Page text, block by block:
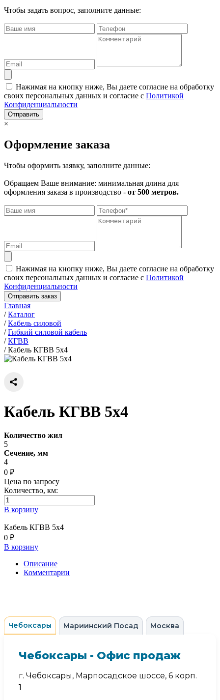
Чтобы задать вопрос, заполните данные:
Нажимая на кнопку ниже, Вы даете согласие на обработку
своих персональных данных и согласие с Политикой
Конфиденциальности
Отправить
×
Оформление заказа
Чтобы оформить заявку, заполните данные:
Обращаем Ваше внимание: минимальная длина для
оформления заказа в производство - от 500 метров.
Нажимая на кнопку ниже, Вы даете согласие на обработку
своих персональных данных и согласие с Политикой
Конфиденциальности
Отправить заказ
Главная
/Каталог
/Кабель силовой
/Гибкий силовой кабель
/КГВВ
/Кабель КГВВ 5х4
Кабель КГВВ 5х4
Количество жил
5
Сечение, мм
4
0 ₽
Цена по запросу
Количество, км:
В корзину
Кабель КГВВ 5х4
0 ₽
В корзину
Описание
Комментарии
Чебоксары Мариинский Посад Москва
Чебоксары - Офис продаж
г. Чебоксары, Марпосадское шоссе, 6 корп.
1